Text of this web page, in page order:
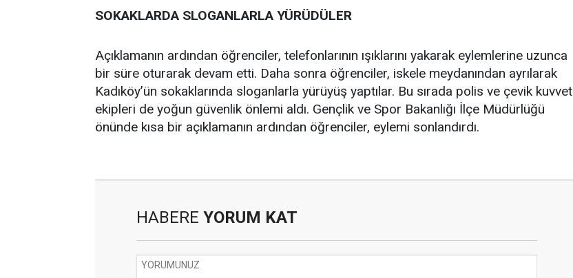
SOKAKLARDA SLOGANLARLA YÜRÜDÜLER
Açıklamanın ardından öğrenciler, telefonlarının ışıklarını yakarak eylemlerine uzunca
bir süre oturarak devam etti. Daha sonra öğrenciler, iskele meydanından ayrılarak
Kadıköy’ün sokaklarında sloganlarla yürüyüş yaptılar. Bu sırada polis ve çevik kuvvet
ekipleri de yoğun güvenlik önlemi aldı. Gençlik ve Spor Bakanlığı İlçe Müdürlüğü
önünde kısa bir açıklamanın ardından öğrenciler, eylemi sonlandırdı.
HABERE YORUM KAT